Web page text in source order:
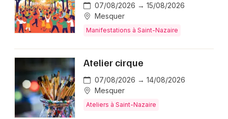
07/08/2026 → 15/08/2026
Mesquer
Manifestations à Saint-Nazaire
Atelier cirque
07/08/2026 → 14/08/2026
Mesquer
Ateliers à Saint-Nazaire